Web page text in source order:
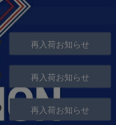
再入荷お知らせ
再入荷お知らせ
再入荷お知らせ